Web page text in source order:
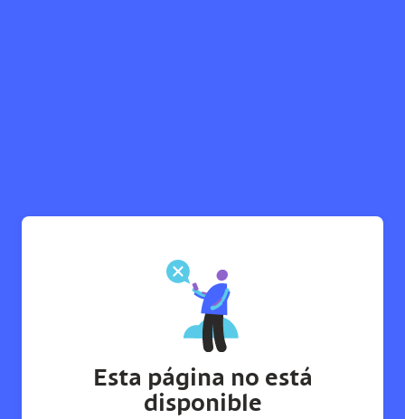
Esta página no está
disponible